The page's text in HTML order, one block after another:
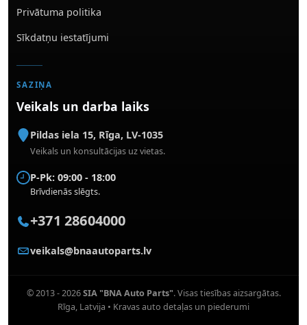
Privātuma politika
Sīkdatņu iestatījumi
SAZIŅA
Veikals un darba laiks
Pildas iela 15, Rīga, LV-1035
Veikals un konsultācijas uz vietas.
P-Pk: 09:00 - 18:00
Brīvdienās slēgts.
+371 28604000
veikals@bnaautoparts.lv
© 2013 - 2026SIA "BNA Auto Parts". Visas tiesības aizsargātas.
Rīga, Latvija • Kravas auto detaļas un piederumi